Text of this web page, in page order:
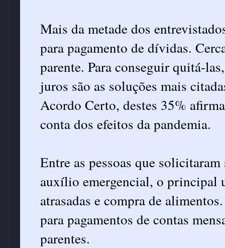
Mais da metade dos
para pagamento de dívidas.
parente. Para conseguir quitá-
juros são as soluções mais
Acordo Certo, destes 35%
conta dos efeitos da pandemia.
Entre as pessoas que
auxílio emergencial, o principal
atrasadas e compra de
para pagamentos de contas
parentes.